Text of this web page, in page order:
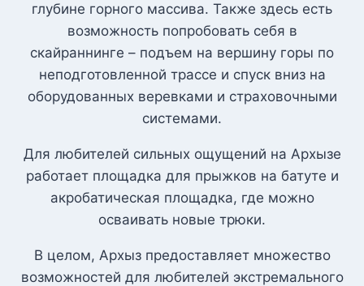
глубине горного массива. Также здесь есть
возможность попробовать себя в
скайраннинге – подъем на вершину горы по
неподготовленной трассе и спуск вниз на
оборудованных веревками и страховочными
системами.
Для любителей сильных ощущений на Архызе
работает площадка для прыжков на батуте и
акробатическая площадка, где можно
осваивать новые трюки.
В целом, Архыз предоставляет множество
возможностей для любителей экстремального